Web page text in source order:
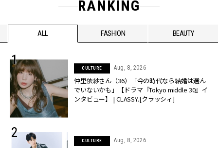
RANKING
ALL FASHION BEAUTY
CULTURE Aug, 8, 2026
仲里依紗さん（36）「今の時代なら結婚は選ん
でいないかも」【ドラマ『Tokyo middle 30』イ
ンタビュー】 | CLASSY.[クラッシィ]
CULTURE Aug, 8, 2026